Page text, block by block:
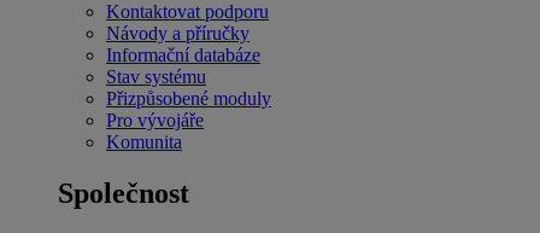
Kontaktovat podporu
Návody a příručky
Informační databáze
Stav systému
Přizpůsobené moduly
Pro vývojáře
Komunita
Společnost